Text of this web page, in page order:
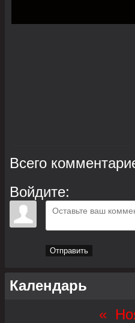
Всего
Войдите:
Отправить
Календарь
«